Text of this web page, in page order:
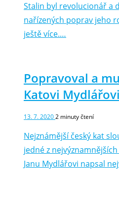
Stalin byl revolucionář a
nařízených poprav jeho
ještě více.…
Popravoval a
Katovi
13. 7. 20202 minuty čtení
Nejznámější český kat
jedné z
Janu Mydlářovi napsal